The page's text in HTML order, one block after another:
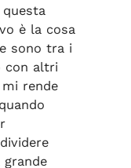
è la cosa
sono tra i
con altri
rende